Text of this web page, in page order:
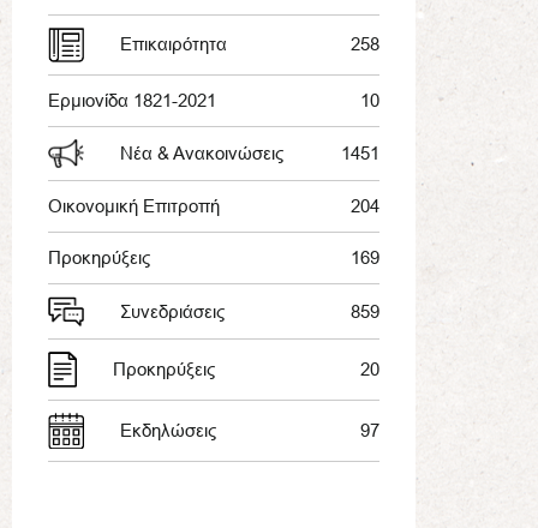
Επικαιρότητα 258
Ερμιονίδα 1821-2021 10
Νέα & Ανακοινώσεις 1451
Οικονομική Επιτροπή 204
Προκηρύξεις 169
Συνεδριάσεις 859
Προκηρύξεις 20
Εκδηλώσεις 97